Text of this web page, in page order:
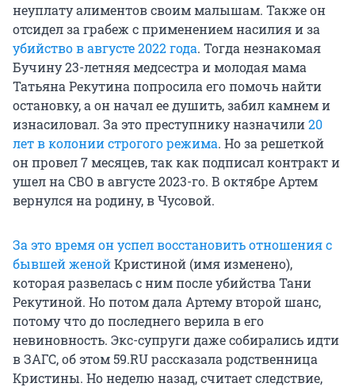
неуплату алиментов своим малышам. Также он
отсидел за грабеж с применением насилия и за
убийство в августе 2022 года. Тогда незнакомая
Бучину 23-летняя медсестра и молодая мама
Татьяна Рекутина попросила его помочь найти
остановку, а он начал ее душить, забил камнем и
изнасиловал. За это преступнику назначили20
лет в колонии строгого режима. Но за решеткой
он провел 7 месяцев, так как подписал контракт и
ушел на СВО в августе 2023-го. В октябре Артем
вернулся на родину, в Чусовой.
За это время он успел восстановить отношения с
бывшей женойКристиной (имя изменено),
которая развелась с ним после убийства Тани
Рекутиной. Но потом дала Артему второй шанс,
потому что до последнего верила в его
невиновность. Экс-супруги даже собирались идти
в ЗАГС, об этом 59.RU рассказала родственница
Кристины. Но неделю назад, считает следствие,